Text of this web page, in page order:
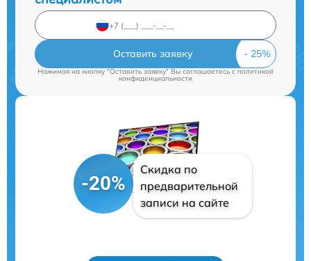
Оставить заявку
Нажимая на кнопку "Оставить заявку" Вы соглашаетесь cполитикой
конфиденциальности
-20%
Скидка по
предварительной
записи на сайте